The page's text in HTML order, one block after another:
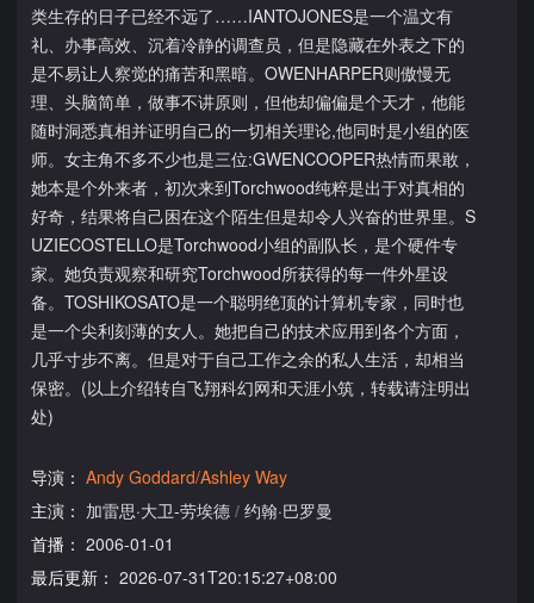
类生存的日子已经不远了……IANTOJONES是一个温文有
礼、办事高效、沉着冷静的调查员，但是隐藏在外表之下的
是不易让人察觉的痛苦和黑暗。OWENHARPER则傲慢无
理、头脑简单，做事不讲原则，但他却偏偏是个天才，他能
随时洞悉真相并证明自己的一切相关理论,他同时是小组的医
师。女主角不多不少也是三位:GWENCOOPER热情而果敢，
她本是个外来者，初次来到Torchwood纯粹是出于对真相的
好奇，结果将自己困在这个陌生但是却令人兴奋的世界里。S
UZIECOSTELLO是Torchwood小组的副队长，是个硬件专
家。她负责观察和研究Torchwood所获得的每一件外星设
备。TOSHIKOSATO是一个聪明绝顶的计算机专家，同时也
是一个尖利刻薄的女人。她把自己的技术应用到各个方面，
几乎寸步不离。但是对于自己工作之余的私人生活，却相当
保密。(以上介绍转自飞翔科幻网和天涯小筑，转载请注明出
处)
导演： Andy Goddard/Ashley Way
主演： 加雷思·大卫-劳埃德 / 约翰·巴罗曼
首播： 2006-01-01
最后更新： 2026-07-31T20:15:27+08:00